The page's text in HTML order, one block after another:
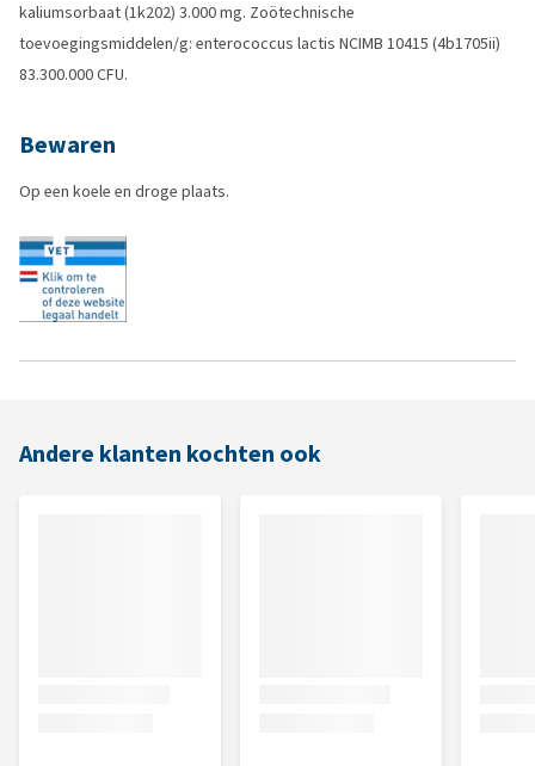
kaliumsorbaat (1k202) 3.000 mg. Zoötechnische
toevoegingsmiddelen/g: enterococcus lactis NCIMB 10415 (4b1705ii)
83.300.000 CFU.
Bewaren
Op een koele en droge plaats.
Andere klanten kochten ook